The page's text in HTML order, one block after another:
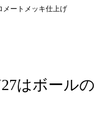
メートメッキ仕上げ
はボール